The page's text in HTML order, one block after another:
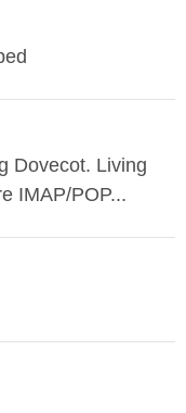
Dovecot. Living
IMAP/POP...